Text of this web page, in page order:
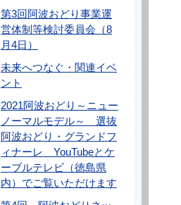
第3回阿波おどり事業運
営体制等検討委員会（8
月4日）
未来へつなぐ・関連イベ
ント
2021阿波おどり～ニュー
ノーマルモデル～ 選抜
阿波おどり・グランドフ
ィナーレ YouTubeとケ
ーブルテレビ（徳島県
内）でご覧いただけます